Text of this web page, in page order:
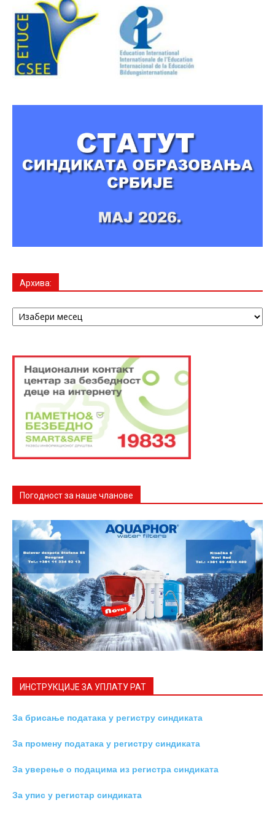
Архива:
Архива:
Погодност за наше чланове
ИНСТРУКЦИЈE ЗА УПЛАТУ РАТ
За брисање података у регистру синдиката
За промену података у регистру синдиката
За уверење о подацима из регистра синдиката
За упис у регистар синдиката